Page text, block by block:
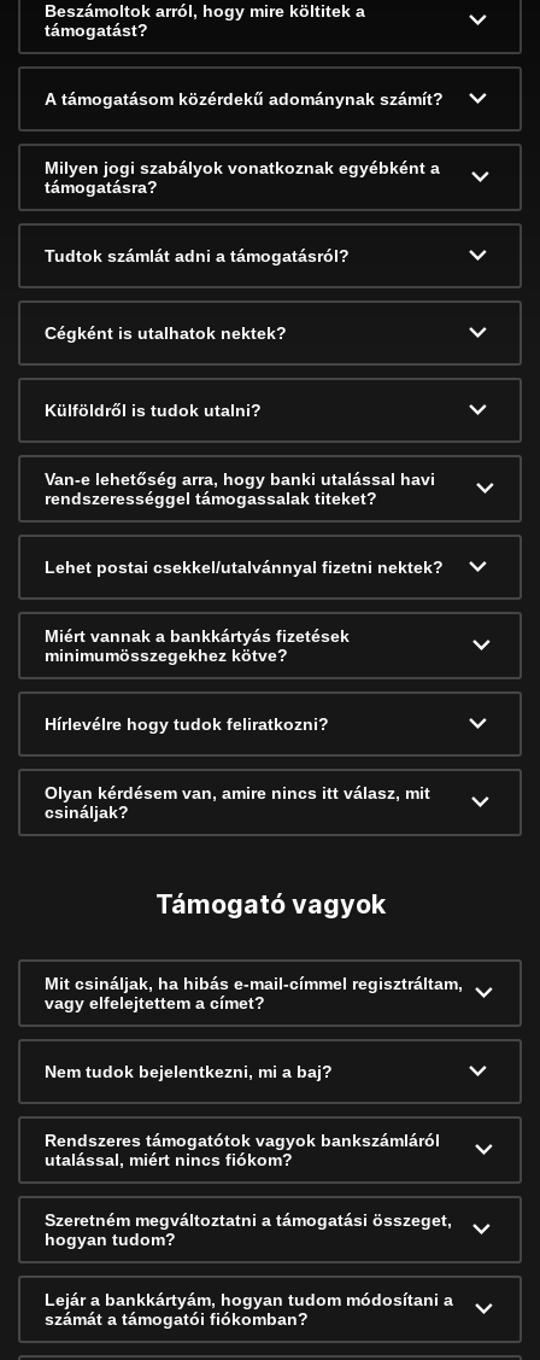
Beszámoltok arról, hogy mire költitek a
támogatást?
A támogatásom közérdekű adománynak számít?
Milyen jogi szabályok vonatkoznak egyébként a
támogatásra?
Tudtok számlát adni a támogatásról?
Cégként is utalhatok nektek?
Külföldről is tudok utalni?
Van-e lehetőség arra, hogy banki utalással havi
rendszerességgel támogassalak titeket?
Lehet postai csekkel/utalvánnyal fizetni nektek?
Miért vannak a bankkártyás fizetések
minimumösszegekhez kötve?
Hírlevélre hogy tudok feliratkozni?
Olyan kérdésem van, amire nincs itt válasz, mit
csináljak?
Támogató vagyok
Mit csináljak, ha hibás e-mail-címmel regisztráltam,
vagy elfelejtettem a címet?
Nem tudok bejelentkezni, mi a baj?
Rendszeres támogatótok vagyok bankszámláról
utalással, miért nincs fiókom?
Szeretném megváltoztatni a támogatási összeget,
hogyan tudom?
Lejár a bankkártyám, hogyan tudom módosítani a
számát a támogatói fiókomban?